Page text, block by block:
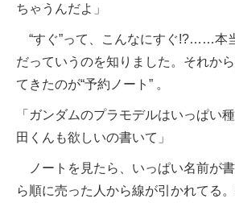
ちゃうんだよ」
“すぐ”って、こんなにすぐ!?……本
だっていうのを知りました。それか
てきたのが“予約ノート” 。
「ガンダムのプラモデルはいっぱい
田くんも欲しいの書いて」
ノートを見たら、いっぱい名前が
ら順に売った人から線が引かれてる